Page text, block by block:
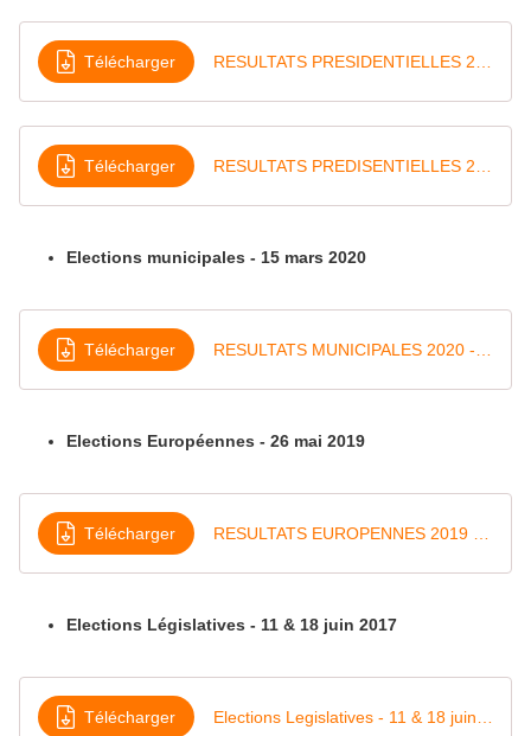
Télécharger
Télécharger
Elections municipales - 15 mars 2020
Télécharger
Elections Européennes - 26 mai 2019
Télécharger
Elections Législatives - 11 & 18 juin 2017
Télécharger